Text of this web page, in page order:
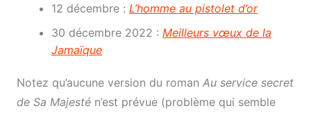
12 décembre : L’homme au pistolet d’or
30 décembre 2022 : Meilleurs vœux de la
Jamaïque
Notez qu’aucune version du roman Au service secret
de Sa Majestén’est prévue (problème qui semble